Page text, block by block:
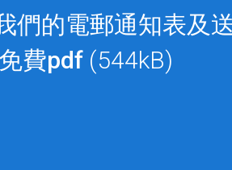
們的電郵通知表及
免費pdf (544kB)